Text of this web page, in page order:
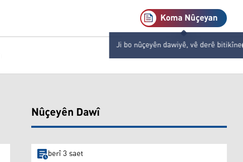
Koma Nûçeyan
Ji bo nûçeyên dawiyê, vê derê bitikîne
Nûçeyên Dawî
berî 3 saet